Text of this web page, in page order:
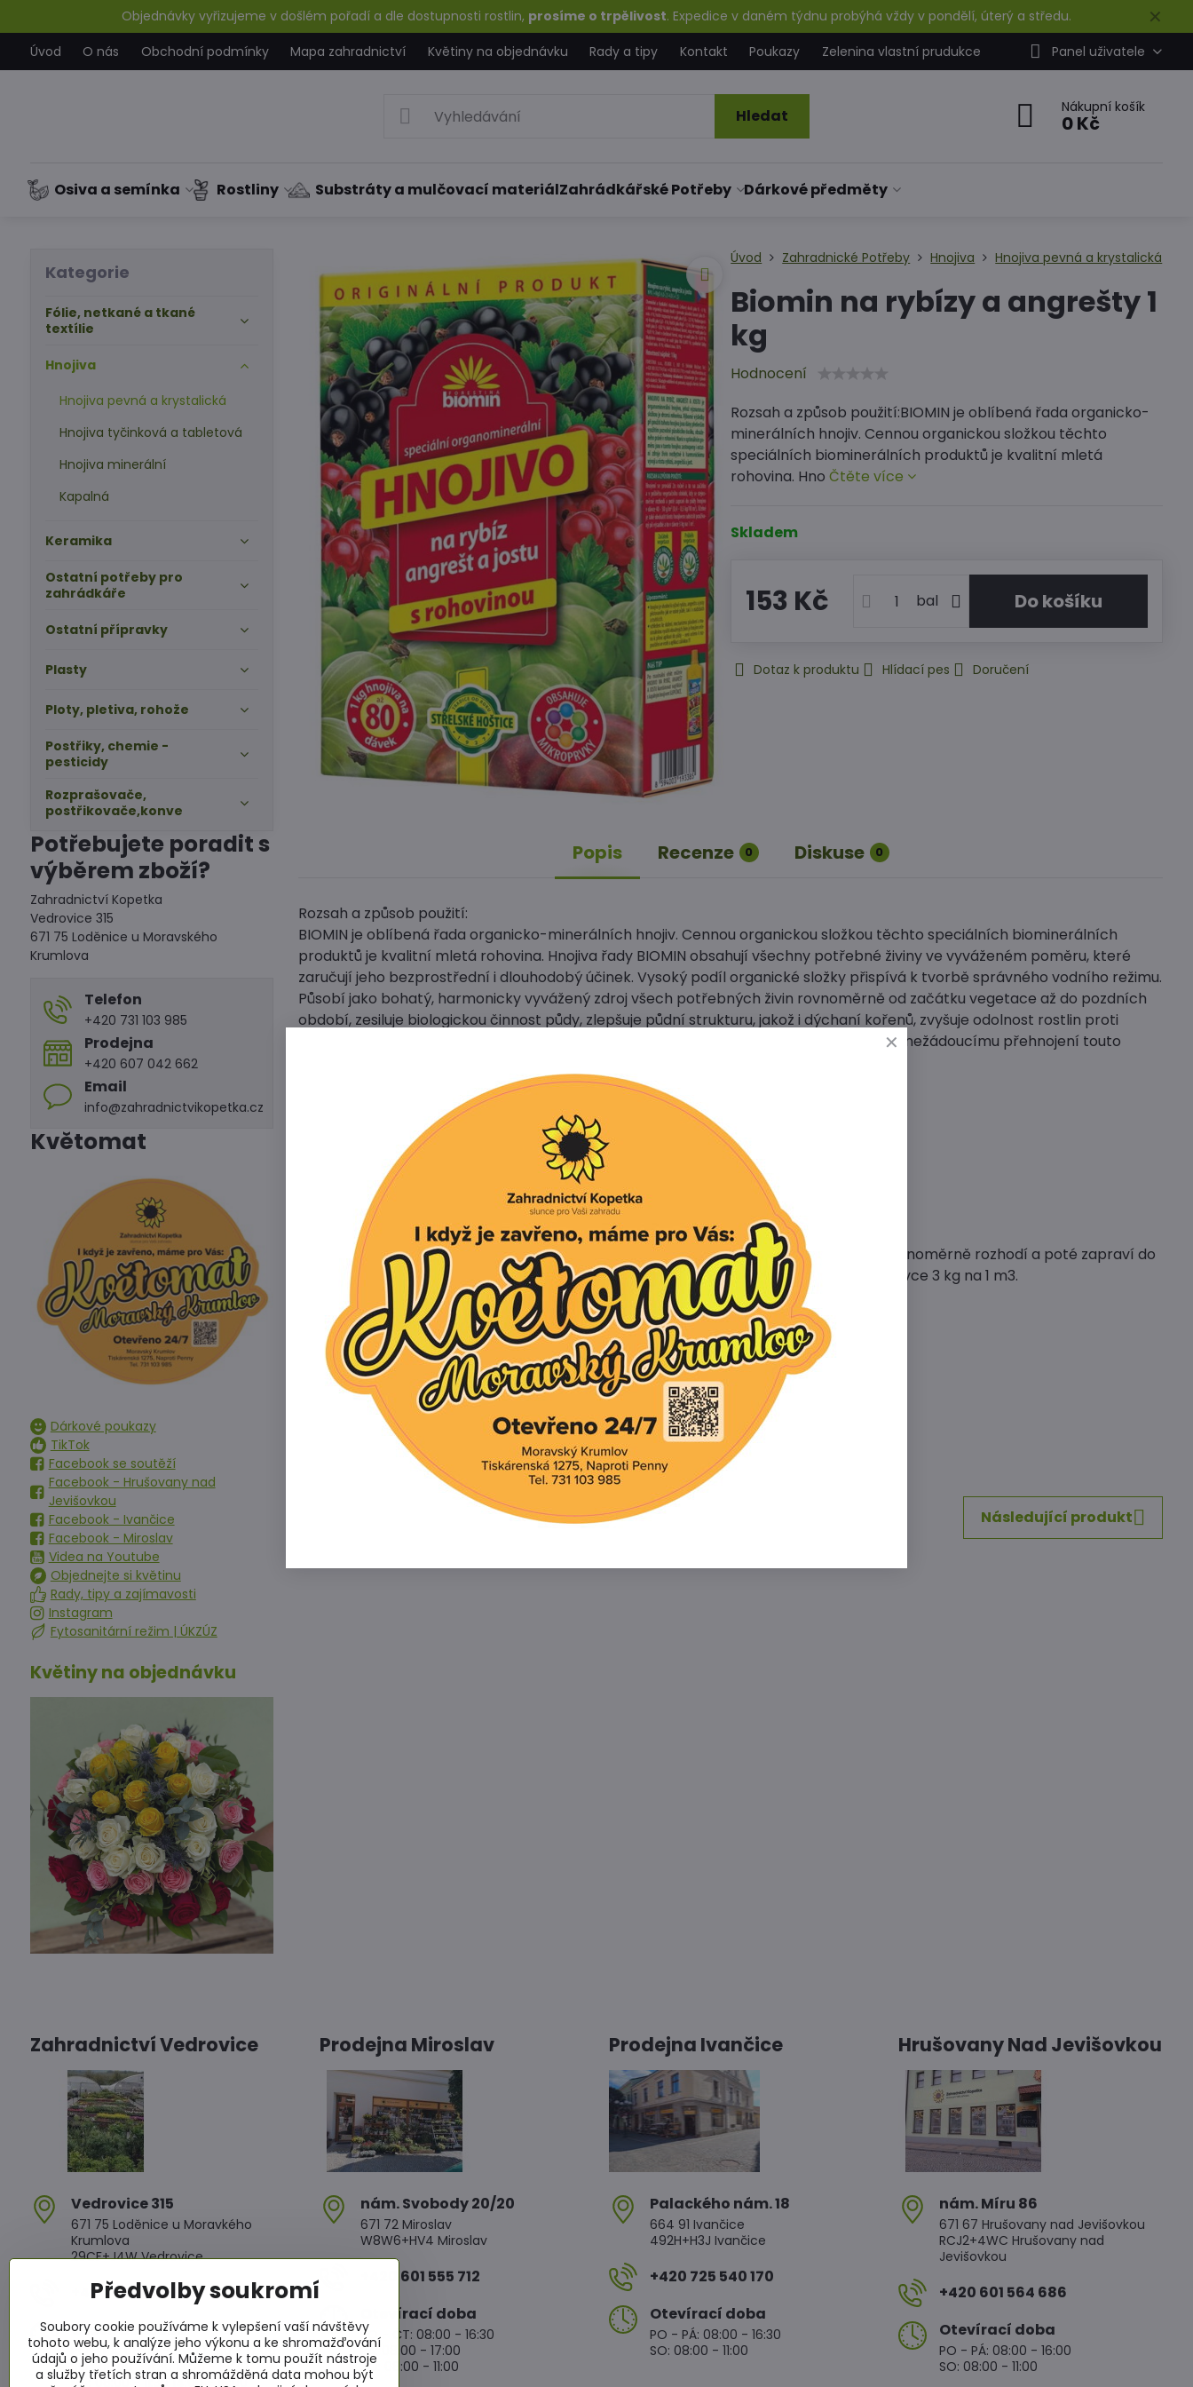
✕
Objednávky vyřizujeme v došlém pořadí a dle dostupnosti rostlin, prosíme o trpělivost. Expedice v daném týdnu probýhá vždy v pondělí, úterý a středu.
Úvod
O nás Obchodní podmínky Mapa zahradnictví Květiny na objednávku Rady a tipy Kontakt Poukazy Zelenina vlastní prudukce Panel uživatele
Hledat Nákupní košík
0 Kč
Osiva a semínka Rostliny Substráty a mulčovací materiálZahrádkářské Potřeby Dárkové předměty
Úvod Zahradnické Potřeby Hnojiva Hnojiva pevná a krystalická
Biomin na rybízy a angrešty 1
kg
Hodnocení
Rozsah a způsob použití:BIOMIN je oblíbená řada organicko-
minerálních hnojiv. Cennou organickou složkou těchto
speciálních biominerálních produktů je kvalitní mletá
rohovina. HnoČtěte více
Skladem
153 Kč bal Do košíku
Dotaz k produktu Hlídací pes Doručení
Popis Recenze 0 Diskuse 0
Rozsah a způsob použití:
BIOMIN je oblíbená řada organicko-minerálních hnojiv. Cennou organickou složkou těchto speciálních biominerálních
produktů je kvalitní mletá rohovina. Hnojiva řady BIOMIN obsahují všechny potřebné živiny ve vyváženém poměru, které
zaručují jeho bezprostřední i dlouhodobý účinek. Vysoký podíl organické složky přispívá k tvorbě správného vodního režimu.
Působí jako bohatý, harmonicky vyvážený zdroj všech potřebných živin rovnoměrně od začátku vegetace až do pozdních
období, zesiluje biologickou činnost půdy, zlepšuje půdní strukturu, jakož i dýchaní kořenů, zvyšuje odolnost rostlin proti
houbovým chorobám, reguluje vodní režim rostlin,forma obsaženého dusíku zabraňuje nežádoucímu přehnojení touto
Doba aplikace:
Hnojeni se provádí 2x ročně, a to na začátku a na konci vegetačního období, kdy se stejnoměrně rozhodí a poté zapraví do
půdy. Účelné je také obohatit tímto hnojivem substrát používaný při výsadbě, a to v dávce 3 kg na 1 m3.
Obsah živin v %:
6% N + 2,5% P2O5 + 4% K2O + 1,5% MgO + mikroprvky
Ostatní informace:
Tento produkt dodáváme v balení 1 kg
Facebook
TwitterBlueskyPinterest
Následující produkt
Kategorie
Fólie, netkané a tkané
textílie
Hnojiva
Hnojiva pevná a krystalická
Hnojiva tyčinková a tabletová
Hnojiva minerální
Kapalná
Keramika
Ostatní potřeby pro
zahrádkáře
Ostatní přípravky
Plasty
Ploty, pletiva, rohože
Postřiky, chemie -
pesticidy
Rozprašovače,
postřikovače,konve
Potřebujete poradit s
výběrem zboží?
Zahradnictví Kopetka
Vedrovice 315
671 75 Loděnice u Moravského
Krumlova
Telefon
+420 731 103 985
Prodejna
+420 607 042 662
Email
info@zahradnictvikopetka.cz
Květomat
Dárkové poukazy
TikTok
Facebook se soutěží
Facebook - Hrušovany nad
Jevišovkou
Facebook - Ivančice
Facebook - Miroslav
Videa na Youtube
Objednejte si květinu
Rady, tipy a zajímavosti
Instagram
Fytosanitární režim | ÚKZÚZ
Květiny na objednávku
Zahradnictví Vedrovice
Vedrovice 315
671 75 Loděnice u Moravkého
Krumlova
29CF+J4W Vedrovice
+420 607 042 662
Otevírací doba
PO - PÁ: 08:00 - 11:00 13:00 - 17:00
SO : 08:00 - 11:30 13:00 - 16:30
NE : 08:00 - 11:30 14:00 - 16:00
Prodejna Miroslav
nám​. Svobody 20/20
671 72 Miroslav
W8W6+HV4 Miroslav
+420 601 555 712
Otevírací doba
PO - ČT: 08:00 - 16:30
PÁ: 08:00 - 17:00
SO: 08:00 - 11:00
Prodejna Ivančice
Palackého nám​. 18
664 91 Ivančice
492H+H3J Ivančice
+420 725 540 170
Otevírací doba
PO - PÁ: 08:00 - 16:30
SO: 08:00 - 11:00
Hrušovany Nad Jevišovkou
nám​. Míru 86
671 67 Hrušovany nad Jevišovkou
RCJ2+4WC Hrušovany nad
Jevišovkou
+420 601 564 686
Otevírací doba
PO - PÁ: 08:00 - 16:00
SO: 08:00 - 11:00
Předvolby soukromí
Soubory cookie používáme k vylepšení vaší návštěvy
tohoto webu, k analýze jeho výkonu a ke shromažďování
údajů o jeho používání. Můžeme k tomu použít nástroje
a služby třetích stran a shromážděná data mohou být